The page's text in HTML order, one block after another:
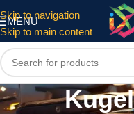
Skip to navigation
Skip to main content
MENU